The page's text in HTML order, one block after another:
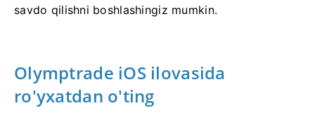
savdo qilishni boshlashingiz mumkin.
Olymptrade iOS ilovasida
ro'yxatdan o'ting